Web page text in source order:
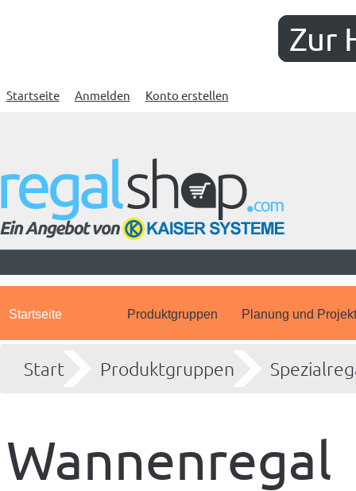
Zur
Startseite Anmelden Konto erstellen
Startseite Produktgruppen Planung und
Start Produktgruppen
Wannenregal